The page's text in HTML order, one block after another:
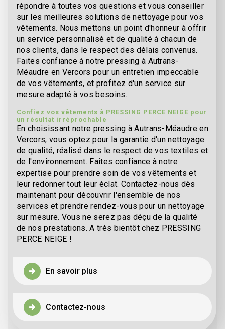
répondre à toutes vos questions et vous conseiller
sur les meilleures solutions de nettoyage pour vos
vêtements. Nous mettons un point d'honneur à offrir
un service personnalisé et de qualité à chacun de
nos clients, dans le respect des délais convenus.
Faites confiance à notre pressing à Autrans-
Méaudre en Vercors pour un entretien impeccable
de vos vêtements, et profitez d'un service sur
mesure adapté à vos besoins.
Confiez vos vêtements à PRESSING PERCE NEIGE pour
un résultat irréprochable
En choisissant notre pressing à Autrans-Méaudre en
Vercors, vous optez pour la garantie d'un nettoyage
de qualité, réalisé dans le respect de vos textiles et
de l'environnement. Faites confiance à notre
expertise pour prendre soin de vos vêtements et
leur redonner tout leur éclat. Contactez-nous dès
maintenant pour découvrir l'ensemble de nos
services et prendre rendez-vous pour un nettoyage
sur mesure. Vous ne serez pas déçu de la qualité
de nos prestations. A très bientôt chez PRESSING
PERCE NEIGE !
En savoir plus
Contactez-nous